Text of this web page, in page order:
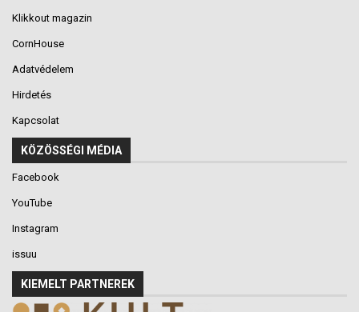
Klikkout magazin
CornHouse
Adatvédelem
Hirdetés
Kapcsolat
KÖZÖSSÉGI MÉDIA
Facebook
YouTube
Instagram
issuu
KIEMELT PARTNEREK